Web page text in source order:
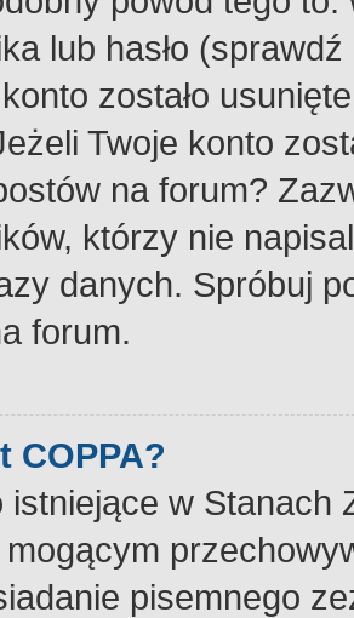
lub hasło
zostało
Twoje konto
na forum?
którzy nie
danych. Spróbuj
forum.
COPPA?
w Stanach
pisemnego